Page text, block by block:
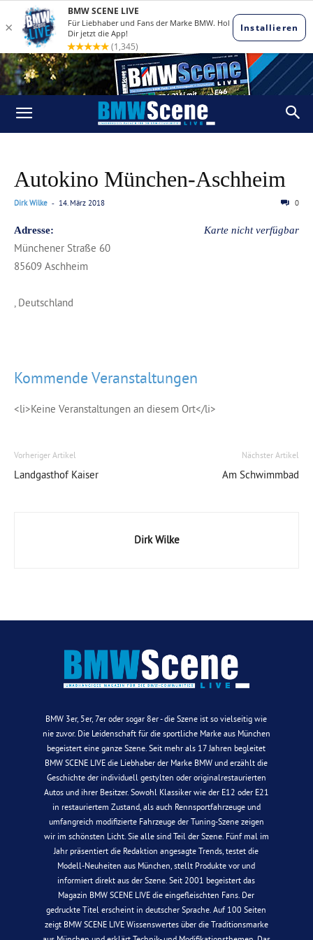
Autokino München-Aschheim
Dirk Wilke - 14. März 2018 0
Karte nicht verfügbar
Adresse:
Münchener Straße 60
85609 Aschheim
, Deutschland
Kommende Veranstaltungen
<li>Keine Veranstaltungen an diesem Ort</li>
Vorheriger Artikel
Landgasthof Kaiser
Nächster Artikel
Am Schwimmbad
Dirk Wilke
BMW 3er, 5er, 7er oder sogar 8er - die Szene ist so vielseitig wie
nie zuvor. Die Leidenschaft für die sportliche Marke aus München
begeistert eine ganze Szene. Seit mehr als 17 Jahren begleitet
BMW SCENE LIVE die Liebhaber der Marke BMW und erzählt die
Geschichte der individuell gestylten oder originalrestaurierten
Autos und ihrer Besitzer. Sowohl Klassiker wie der E12 oder E21
in restauriertem Zustand, als auch Rennsportfahrzeuge und
umfangreich modifizierte Fahrzeuge der Tuning-Szene zeigen
wir im schönsten Licht. Sie alle sind Teil der Szene. Fünf mal im
Jahr präsentiert die Redaktion angesagte Trends, testet die
Modell-Neuheiten aus München, stellt Produkte vor und
informiert direkt aus der Szene. Seit 2001 begeistert das
Magazin BMW SCENE LIVE die eingefleischten Fans. Der
gedruckte Titel erscheint in deutscher Sprache. Auf 100 Seiten
zeigt BMW SCENE LIVE Wissenswertes über die Traditionsmarke